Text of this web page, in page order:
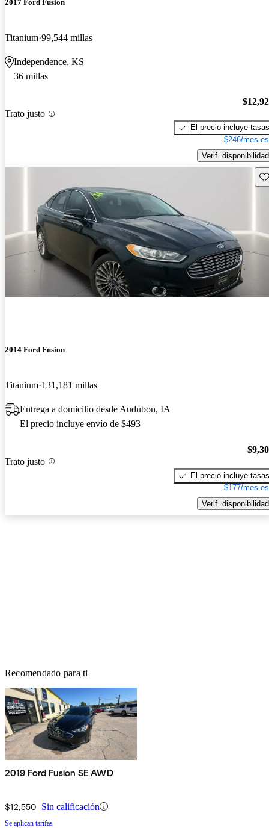
2017 Ford Fusion
Titanium 99,544 millas
Independence, KS
36 millas
Trato justo
El precio incluye tasas
$246/mes
Verif. disponibilidad
2014 Ford Fusion
Titanium 131,181 millas
Entrega a domicilio desde Audubon, IA
El precio incluye envío de $493
Trato justo
El precio incluye tasas
$177/mes
Verif. disponibilidad
Recomendado para ti
2019 Ford Fusion SE AWD
$12,550 Sin calificación
Se aplican tarifas